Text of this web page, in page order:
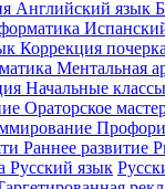
Английский язык
Коррекция почерка
Ментальная
Начальные классы
Ораторское
Раннее развитие
Русский язык